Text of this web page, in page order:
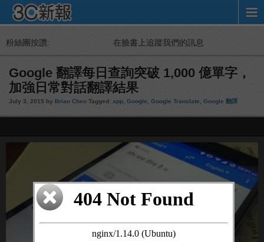
粉絲團按讚: 在臉書上追蹤我們的訊息
Google 翻譯每日查詢突破 1,000 億單字，
加強日常對話翻譯結果
July 3, 2015 by Brian Chen Tagged: app Google Google Translate Google 翻譯